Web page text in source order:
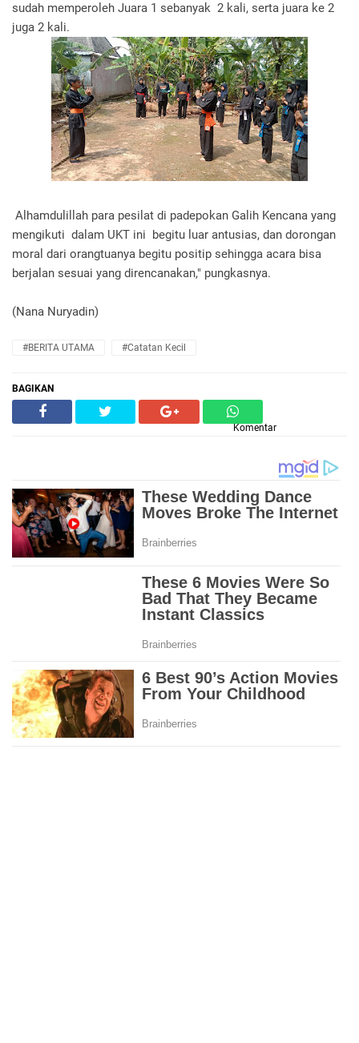
sudah memperoleh Juara 1 sebanyak 2 kali, serta juara ke 2
juga 2 kali.
Alhamdulillah para pesilat di padepokan Galih Kencana yang
mengikuti dalam UKT ini begitu luar antusias, dan dorongan
moral dari orangtuanya begitu positip sehingga acara bisa
berjalan sesuai yang direncanakan," pungkasnya.
(Nana Nuryadin)
#BERITA UTAMA #Catatan Kecil
BAGIKAN
Komentar